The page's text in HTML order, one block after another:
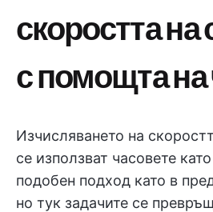
скоростта на
с помощта на
Изчисляването на
се използват часовете
подобен подход като в
но тук задачите се